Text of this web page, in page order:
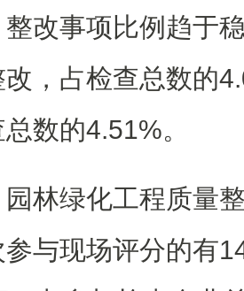
整改事项比例趋于
改，占检查总数的
数的4.51%。
园林绿化工程质量
与现场评分的有